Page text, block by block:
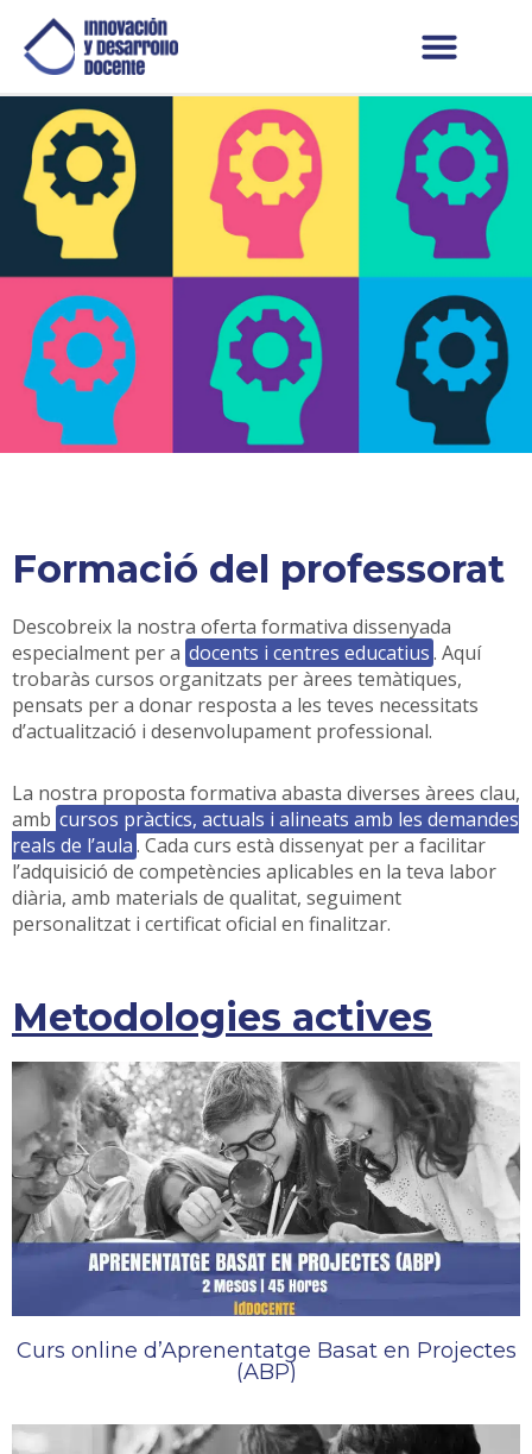
Formació del professorat
Descobreix la nostra oferta formativa dissenyada
especialment per a docents i centres educatius. Aquí
trobaràs cursos organitzats per àrees temàtiques,
pensats per a donar resposta a les teves necessitats
d’actualització i desenvolupament professional.
La nostra proposta formativa abasta diverses àrees clau,
amb cursos pràctics, actuals i alineats amb les demandes
reals de l’aula. Cada curs està dissenyat per a facilitar
l’adquisició de competències aplicables en la teva labor
diària, amb materials de qualitat, seguiment
personalitzat i certificat oficial en finalitzar.
Metodologies actives
Curs online d’Aprenentatge Basat en Projectes
(ABP)